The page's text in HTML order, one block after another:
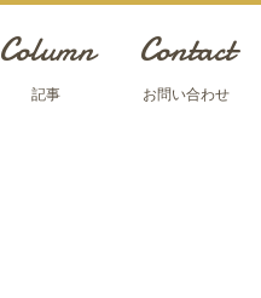
Column
記事
Contact
お問い合わせ